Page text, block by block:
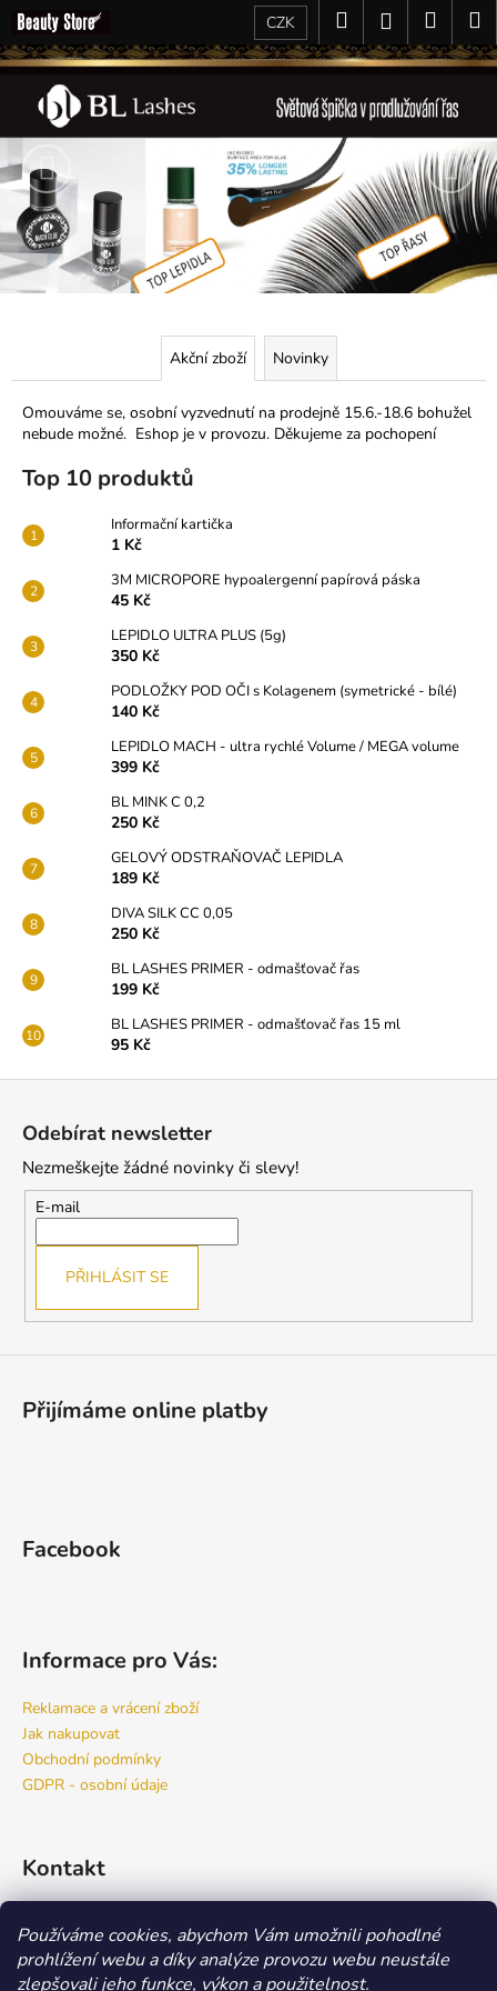
Používáme cookies, abychom Vám umožnili pohodlné
prohlížení webu a díky analýze provozu webu neustále
zlepšovali jeho funkce, výkon a použitelnost.
Přejít
obsah
CZK HledatPřihlášení
košík
Předchozí
Akční zboží Novinky
Omouváme se, osobní vyzvednutí na prodejně 15.6.-18.6 bohužel
nebude možné. Eshop je v provozu. Děkujeme za pochopení
Top 10 produktů
Informační kartička
1 Kč
3M MICROPORE hypoalergenní papírová páska
45 Kč
LEPIDLO ULTRA PLUS (5g)
350 Kč
PODLOŽKY POD OČI s Kolagenem (symetrické - bílé)
140 Kč
LEPIDLO MACH - ultra rychlé Volume / MEGA volume
399 Kč
BL MINK C 0,2
250 Kč
GELOVÝ ODSTRAŇOVAČ LEPIDLA
189 Kč
DIVA SILK CC 0,05
250 Kč
BL LASHES PRIMER - odmašťovač řas
199 Kč
BL LASHES PRIMER - odmašťovač řas 15 ml
95 Kč
o
š
k
Zpět
Zpět
C
o
p
o
t
ř
e
j
e
t
e
n
a
j
í
t
?
HLEDAT
D
o
o
u
č
u
j
e
e
PODLOŽKY
POD
OČI
KOLAGENEM
(SYMETRICKÉ
BÍLÉ)
Odebírat newsletter
Nezmeškejte žádné novinky či slevy!
E-mail
PŘIHLÁSIT SE
Přijímáme online platby
Facebook
Informace pro Vás:
Reklamace a vrácení zboží
Jak nakupovat
Obchodní podmínky
GDPR - osobní údaje
Kontakt
777 444 460
777 444 470